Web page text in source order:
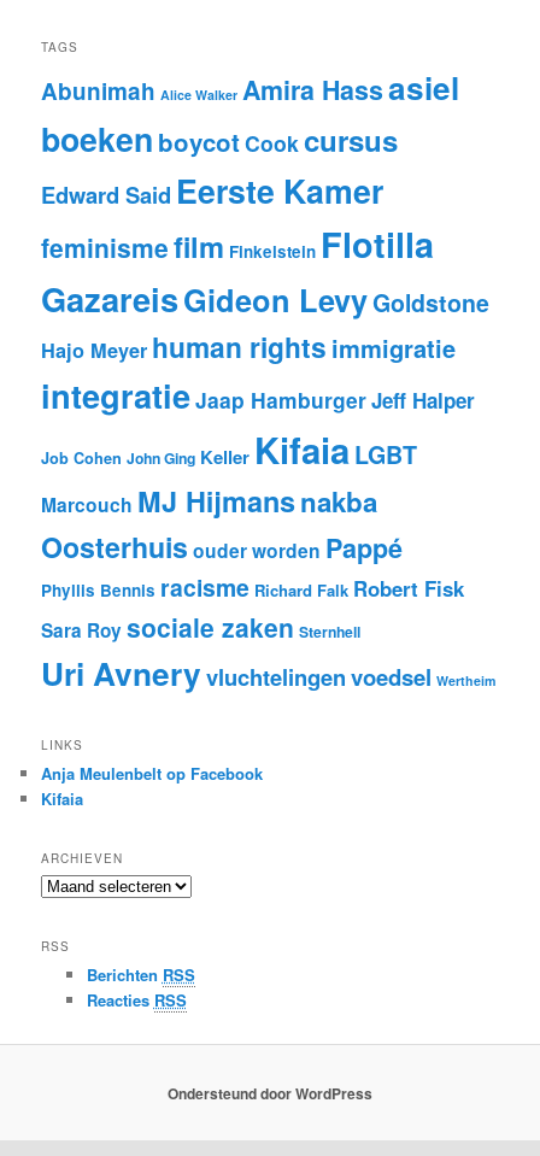
TAGS
Abunimah Alice Walker Amira Hassasiel
boeken boycotCookcursus
Edward Said Eerste Kamer
feminismefilm Finkelstein Flotilla
GazareisGideon LevyGoldstone
Hajo Meyer human rights immigratie
integratieJaap HamburgerJeff Halper
Job Cohen John Ging Keller KifaiaLGBT
Marcouch MJ Hijmansnakba
Oosterhuis ouder worden Pappé
Phyllis Bennis racisme Richard Falk Robert Fisk
Sara Roysociale zaken Sternhell
Uri Avneryvluchtelingenvoedsel Wertheim
LINKS
Anja Meulenbelt op Facebook
Kifaia
ARCHIEVEN
Archieven
RSS
Berichten RSS
Reacties RSS
Ondersteund door WordPress